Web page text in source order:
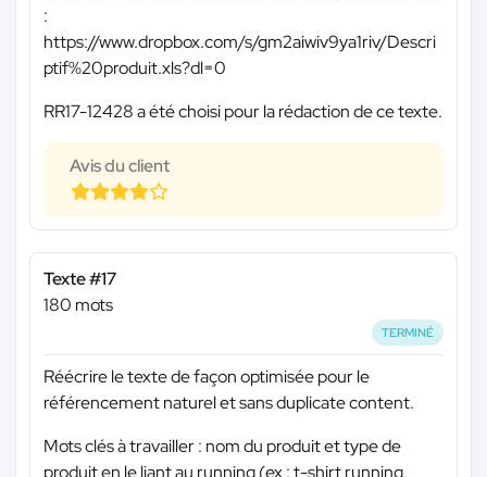
:
https://www.dropbox.com/s/gm2aiwiv9ya1riv/Descri
ptif%20produit.xls?dl=0
RR17-12428 a été choisi pour la rédaction de ce texte.
Avis du client
Texte #17
180 mots
TERMINÉ
Réécrire le texte de façon optimisée pour le
référencement naturel et sans duplicate content.
Mots clés à travailler : nom du produit et type de
produit en le liant au running (ex : t-shirt running,